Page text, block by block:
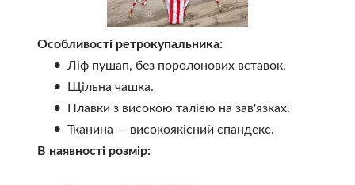
Особливості ретрокупальника:
Ліф пушап, без поролонових вставок.
Щільна чашка.
Плавки з високою талією на зав'язках.
Тканина — високоякісний спандекс.
В наявності розмір: